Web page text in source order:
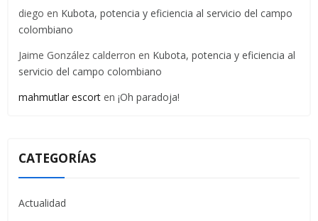
diego en Kubota, potencia y eficiencia al servicio del campo
colombiano
Jaime González calderron en Kubota, potencia y eficiencia al
servicio del campo colombiano
mahmutlar escort en ¡Oh paradoja!
CATEGORÍAS
Actualidad